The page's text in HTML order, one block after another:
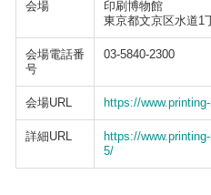
会場
印刷博物館
東京都文京区水道1
会場電話番
号
03-5840-2300
会場URL https://
詳細URL
https://
5/